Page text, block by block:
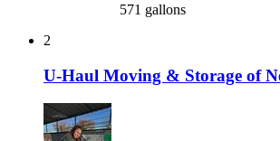
571 gallons
2
U-Haul Moving & Storage of